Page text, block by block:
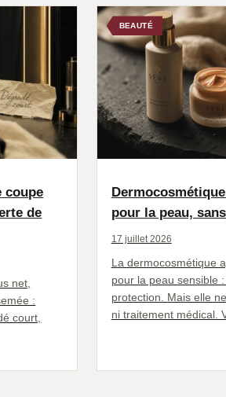
coupe
de
net,
:
court,
BEAUTÉ
pour la peau,
17 juillet 2026
La dermocosmétique
pour la peau sensible
protection. Mais elle
ni traitement médical.